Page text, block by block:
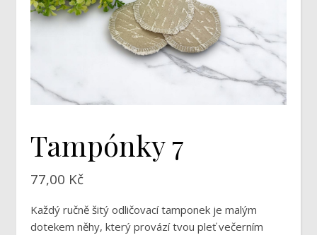
Tampónky 7
77,00 Kč
Každý ručně šitý odličovací tamponek je malým
dotekem něhy, který provází tvou pleť večerním